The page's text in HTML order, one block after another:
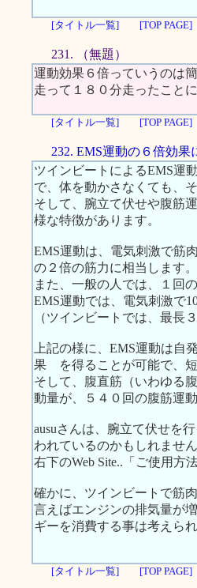
[タイトル一覧] [TOP PAGE]
231. （無題）
運動効果６倍っていうのは
走って１８０分走ったこと
[タイトル一覧] [TOP PAGE]
232. EMS運動の６倍効果
ツインビートによるEMS運
で、体を動かさなくても、
そして、腕立て伏せや腹筋
様な特徴があります。
EMS運動は、電気刺激で筋
の２倍の筋力に相当します。
また、一般の人では、１回
EMS運動では、電気刺激で
（ツインビートでは、最長
上記の様に、EMS運動は自
果 を得ることが可能で、
そして、腹直筋（いわゆる
動量が、５４０回の腹筋運
ausuさんは、腕立て伏せを
われているのかもしれませ
右下のWeb Site..「ご使用方
確かに、ツインビートで筋
言えばエンジンの排気量が
ギーを消費する事は考えられ
[タイトル一覧]
[TOP PAGE]